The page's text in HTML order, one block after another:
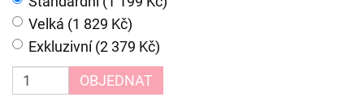
Velká (1 829 Kč)
Exkluzivní (2 379 Kč)
OBJEDNAT